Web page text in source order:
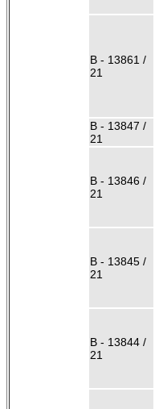
B - 13861 /
21
B - 13847 /
21
B - 13846 /
21
B - 13845 /
21
B - 13844 /
21